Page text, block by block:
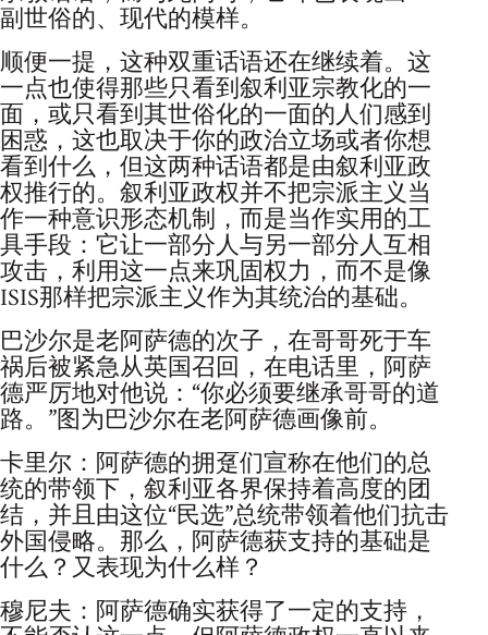
副世俗的、现代的模样。
顺便一提，这种双重话语还在继续着。这
一点也使得那些只看到叙利亚宗教化的一
面，或只看到其世俗化的一面的人们感到
困惑，这也取决于你的政治立场或者你想
看到什么，但这两种话语都是由叙利亚政
权推行的。叙利亚政权并不把宗派主义当
作一种意识形态机制，而是当作实用的工
具手段：它让一部分人与另一部分人互相
攻击，利用这一点来巩固权力，而不是像
ISIS那样把宗派主义作为其统治的基础。
巴沙尔是老阿萨德的次子，在哥哥死于车
祸后被紧急从英国召回，在电话里，阿萨
德严厉地对他说：“你必须要继承哥哥的道
路。”图为巴沙尔在老阿萨德画像前。
卡里尔：阿萨德的拥趸们宣称在他们的总
统的带领下，叙利亚各界保持着高度的团
结，并且由这位“民选”总统带领着他们抗击
外国侵略。那么，阿萨德获支持的基础是
什么？又表现为什么样？
穆尼夫：阿萨德确实获得了一定的支持，